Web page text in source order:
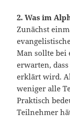
2. Was im
Zunächst
Man sollte bei
erwarten,
erklärt wird.
weniger alle
Praktisch
Teilnehmer